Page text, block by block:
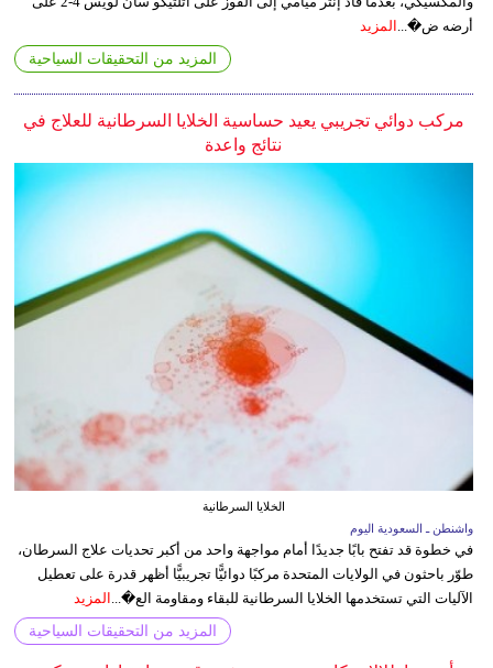
أرضه ض�...
المزيد
المزيد من التحقيقات السياحية
مركب دوائي تجريبي يعيد حساسية الخلايا السرطانية للعلاج في
نتائج واعدة
الخلايا السرطانية
واشنطن ـ السعودية اليوم
في خطوة قد تفتح بابًا جديدًا أمام مواجهة واحد من أكبر تحديات علاج السرطان،
طوّر باحثون في الولايات المتحدة مركبًا دوائيًّا تجريبيًّا أظهر قدرة على تعطيل
الآليات التي تستخدمها الخلايا السرطانية للبقاء ومقاومة الع�... المزيد
المزيد من التحقيقات السياحية